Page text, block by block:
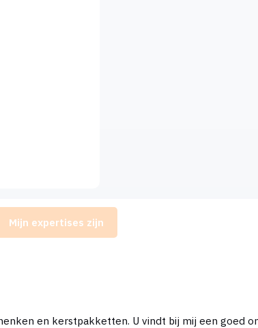
Mijn expertises zijn
en kerstpakketten. U vindt bij mij een goed